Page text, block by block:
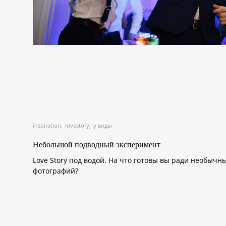
inspiration lovestory у воды
Небольшой подводный эксперимент
Love Story под водой. На что готовы вы ради
фотографий?